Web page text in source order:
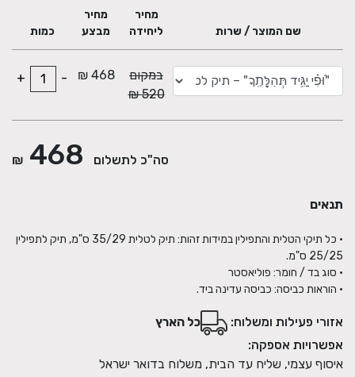
שם המוצר / שרות
מחיר
ליחידה
מחיר
מבצע
כמות
במקום
520 ₪
468 ₪
-
+
סה"כ לתשלום 468
₪
תנאים
• כל תיקי הטלית והתפילין במידות זהות: תיק לטלית 35/29 ס"מ, תיק לתפילין
• הוראות כביסה: כביסה עדינה ביד.
אזורי פעילות ומשלוח:
כל הארץ
אפשרויות אספקה:
איסוף עצמי, שליח עד הבית, משלוח בדואר ישראל